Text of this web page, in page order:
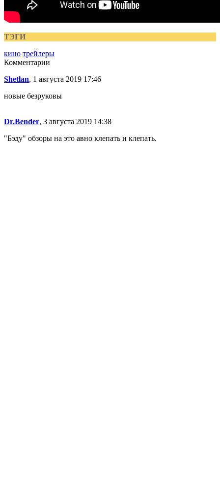
ТЭГИ
кино трейлеры
Комментарии
Shetlan, 1 августа 2019 17:46
новые безруковы
Dr.Bender, 3 августа 2019 14:38
"Бэду" обзоры на это авно клепать и клепать.